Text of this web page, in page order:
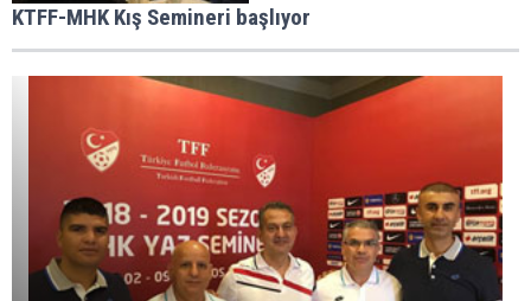
KTFF-MHK Kış Semineri başlıyor